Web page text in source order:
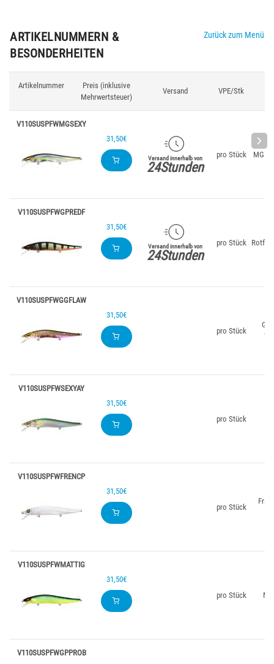
ARTIKELNUMMERN &
BESONDERHEITEN
Zurück zum Menü
Artikelnummer
Preis (inklusive
Mehrwertsteuer)
Versand VPE/Stk
V110SUSPFWMGSEXY
31,50€
Versand innerhalb von
24Stunden
pro Stück MG
V110SUSPFWGPREDF
31,50€
Versand innerhalb von
24Stunden
pro Stück
V110SUSPFWGGFLAW
31,50€
pro Stück
V110SUSPFWSEXYAY
31,50€
pro Stück
V110SUSPFWFRENCP
31,50€
pro Stück
V110SUSPFWMATTIG
31,50€
pro Stück
V110SUSPFWGPPROB